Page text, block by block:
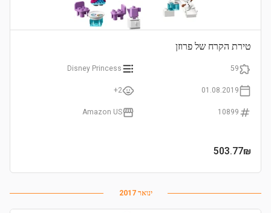
טירת הקרח של פרוזן
59
Disney Princess
01.08.2019
2+
10899
Amazon US
503.77₪
ינואר 2017